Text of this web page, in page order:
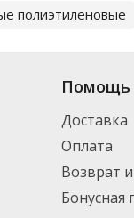
полиэтиленовые
Помощь
Доставка
Оплата
Возврат
Бонусная